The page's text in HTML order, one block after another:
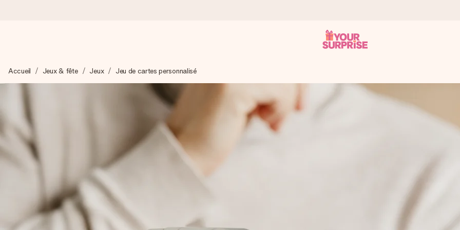
Nous préparons votre cadeau avec attention et l’envoyons en un éclair – pour que vous puissiez l’offrir au bon moment, quand
4,9 (sur la base de +15 000 avis)
Nos cadeaux sont appréciés. Les clients nous attribuent une note de 4,9 sur Google Reviews (total de tous les pays où nous
Carte de vœux gratuite
Créez quelque chose d’unique en quelques étapes – avec son prénom, votre photo ou un message qui touche le cœur. Sans
Accueil Jeux & fête Jeux Jeu de cartes personnalisé